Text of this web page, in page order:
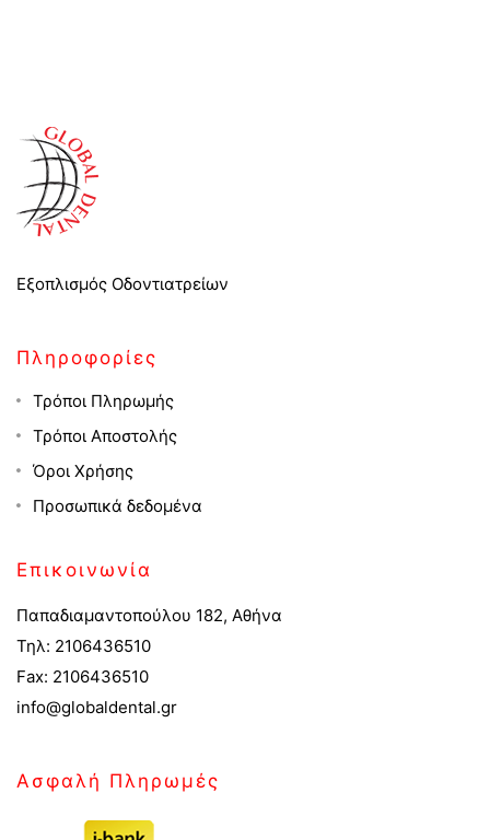
Εξοπλισμός Οδοντιατρείων
Πληροφορίες
Τρόποι Πληρωμής
Τρόποι Αποστολής
Όροι Χρήσης
Προσωπικά δεδομένα
Επικοινωνία
Παπαδιαμαντοπούλου 182, Αθήνα
Τηλ: 2106436510
Fax: 2106436510
info@globaldental.gr
Ασφαλή Πληρωμές